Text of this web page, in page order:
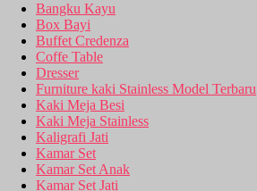
Bangku Kayu
Box Bayi
Buffet Credenza
Coffe Table
Dresser
Furniture kaki Stainless Model Terbaru
Kaki Meja Besi
Kaki Meja Stainless
Kaligrafi Jati
Kamar Set
Kamar Set Anak
Kamar Set Jati